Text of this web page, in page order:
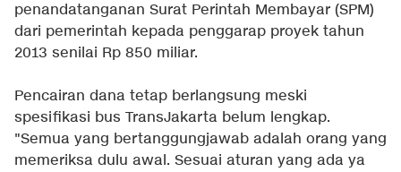
penandatanganan Surat Perintah Membayar (SPM)
dari pemerintah kepada penggarap proyek tahun
2013 senilai Rp 850 miliar.
Pencairan dana tetap berlangsung meski
spesifikasi bus TransJakarta belum lengkap.
"Semua yang bertanggungjawab adalah orang yang
memeriksa dulu awal. Sesuai aturan yang ada ya